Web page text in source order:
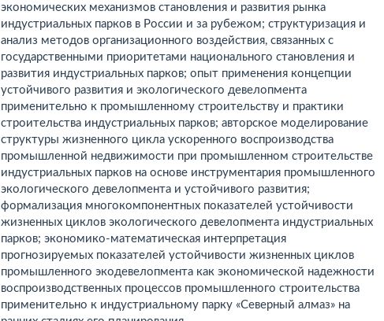
экономических механизмов становления и развития рынка
индустриальных парков в России и за рубежом; структуризация и
анализ методов организационного воздействия, связанных с
государственными приоритетами национального становления и
развития индустриальных парков; опыт применения концепции
устойчивого развития и экологического девелопмента
применительно к промышленному строительству и практики
строительства индустриальных парков; авторское моделирование
структуры жизненного цикла ускоренного воспроизводства
промышленной недвижимости при промышленном строительстве
индустриальных парков на основе инструментария промышленного
экологического девелопмента и устойчивого развития;
формализация многокомпонентных показателей устойчивости
жизненных циклов экологического девелопмента индустриальных
парков; экономико-математическая интерпретация
прогнозируемых показателей устойчивости жизненных циклов
промышленного экодевелопмента как экономической надежности
воспроизводственных процессов промышленного строительства
применительно к индустриальному парку «Северный алмаз» на